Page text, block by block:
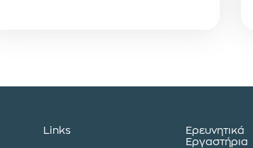
Links
Ερευνητικά
Εργαστήρια